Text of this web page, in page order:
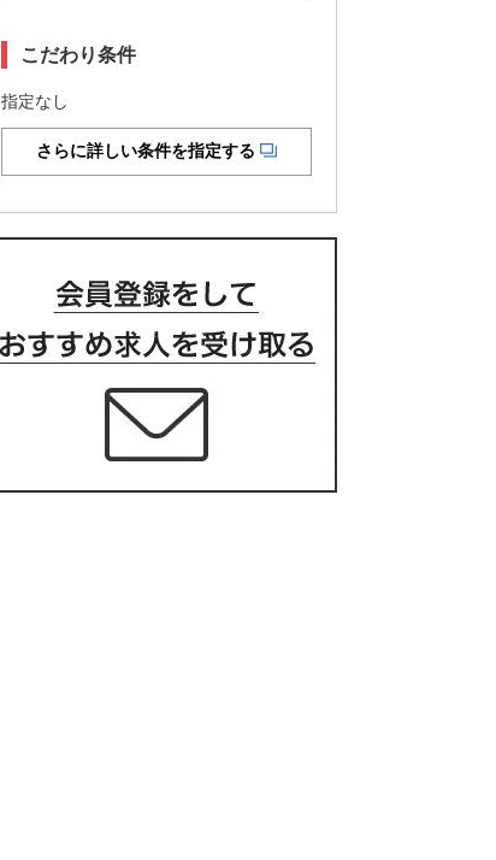
こだわり条件
指定なし
さらに詳しい条件を指定する